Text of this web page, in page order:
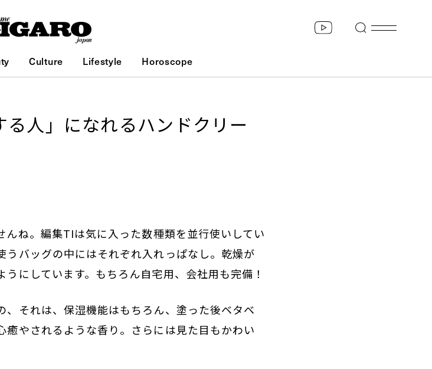
Culture Lifestyle Horoscope
る人」になれるハンドクリー
んね。編集TIは気に入った数種類を並行使いしてい
うバッグの中にはそれぞれ入れっぱなし。乾燥が
にしています。もちろん自宅用、会社用も完備！
、それは、保湿機能はもちろん、塗った後ベタベ
癒やされるような香り。さらには見た目もかわい